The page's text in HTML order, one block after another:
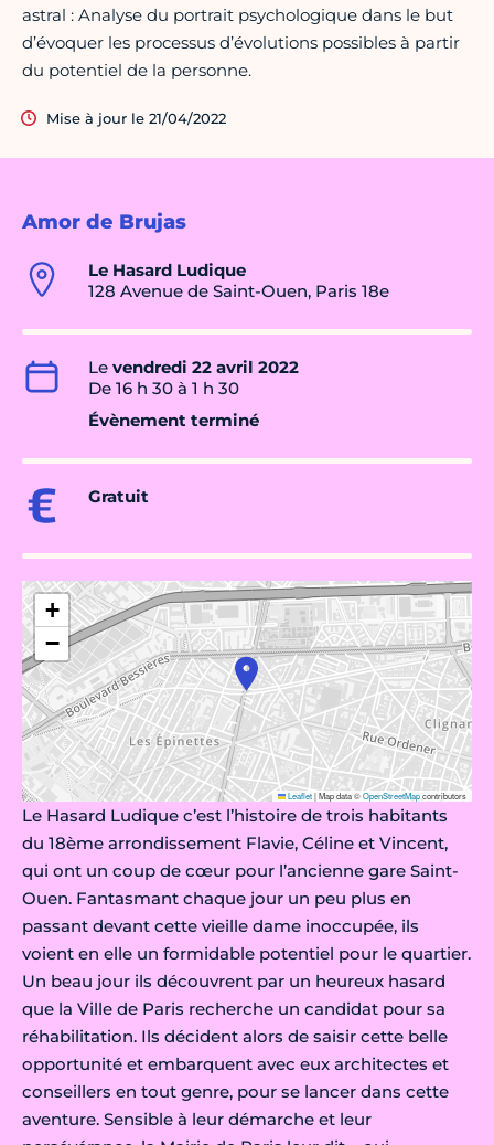
Amor de Brujas
Le Hasard Ludique
128 Avenue de Saint-Ouen, Paris 18e
Le vendredi 22 avril 2022
De 16 h 30 à 1 h 30
Évènement terminé
Gratuit
+
−
Leaflet|Map data ©OpenStreetMapcontributors
Le Hasard Ludique c’est l’histoire de trois habitants
du 18ème arrondissement Flavie, Céline et Vincent,
qui ont un coup de cœur pour l’ancienne gare Saint-
Ouen. Fantasmant chaque jour un peu plus en
passant devant cette vieille dame inoccupée, ils
voient en elle un formidable potentiel pour le quartier.
Un beau jour ils découvrent par un heureux hasard
que la Ville de Paris recherche un candidat pour sa
réhabilitation. Ils décident alors de saisir cette belle
opportunité et embarquent avec eux architectes et
conseillers en tout genre, pour se lancer dans cette
aventure. Sensible à leur démarche et leur
astral : Analyse du portrait psychologique dans le but
d’évoquer les processus d’évolutions possibles à partir
du potentiel de la personne.
Mise à jour le 21/04/2022